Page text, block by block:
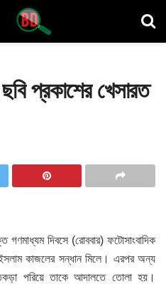
প্রকাশের খেসারত
গণমাধ্যম দিবসে (রোববার) ফটোসাংবাদিক
কাজলের সন্ধান মিলে। এরপর অন্য
পরিয়ে তাকে আদালতে তোলা হয়।